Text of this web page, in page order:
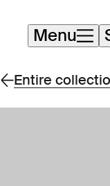
Skip
navigation
Menu
Entire